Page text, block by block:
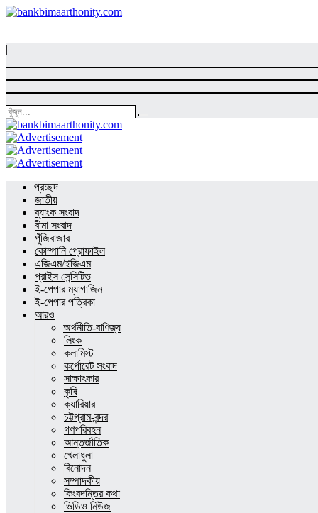
|
প্রচ্ছদ
জাতীয়
ব্যাংক সংবাদ
বীমা সংবাদ
পুঁজিবাজার
কোম্পানি প্রোফাইল
এজিএম/ইজিএম
প্রাইস সেন্সিটিভ
ই-পেপার ম্যাগাজিন
ই-পেপার পত্রিকা
আরও
অর্থনীতি-বাণিজ্য
লিংক
কলামিস্ট
কর্পোরেট সংবাদ
সাক্ষাৎকার
কৃষি
ক্যারিয়ার
চট্টগ্রাম-বন্দর
গণপরিবহন
আন্তর্জাতিক
খেলাধুলা
বিনোদন
সম্পাদকীয়
কিংবদন্তির কথা
ভিডিও নিউজ